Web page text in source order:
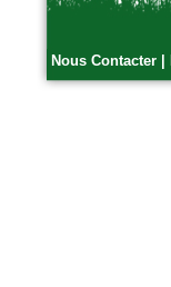
Nous Contacter